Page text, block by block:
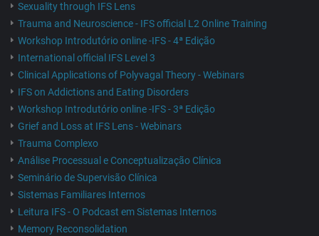
Sexuality through IFS Lens
Trauma and Neuroscience - IFS official L2 Online Training
Workshop Introdutório online -IFS - 4ª Edição
International official IFS Level 3
Clinical Applications of Polyvagal Theory - Webinars
IFS on Addictions and Eating Disorders
Workshop Introdutório online -IFS - 3ª Edição
Grief and Loss at IFS Lens - Webinars
Trauma Complexo
Análise Processual e Conceptualização Clínica
Seminário de Supervisão Clínica
Sistemas Familiares Internos
Leitura IFS - O Podcast em Sistemas Internos
Memory Reconsolidation